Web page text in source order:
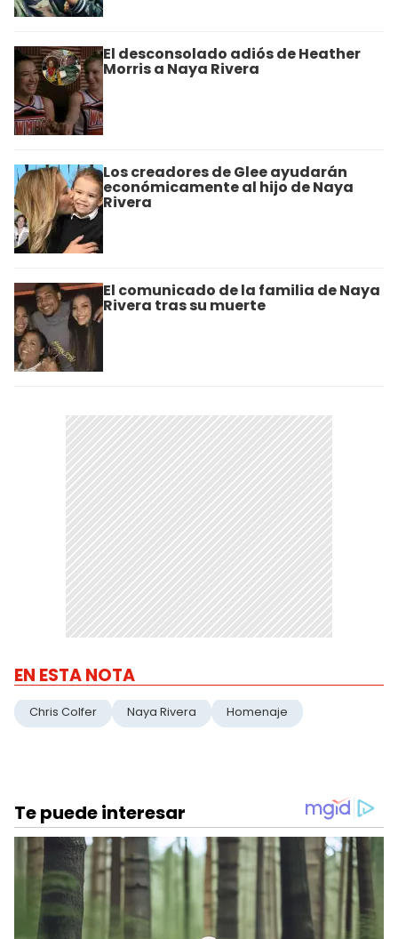
El desconsolado adiós de Heather
Morris a Naya Rivera
Los creadores de Glee ayudarán
económicamente al hijo de Naya
Rivera
El comunicado de la familia de Naya
Rivera tras su muerte
EN ESTA NOTA
Chris Colfer Naya Rivera Homenaje